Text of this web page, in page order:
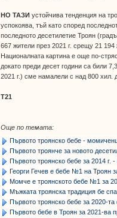
НО ТАЗИ устойчива тенденция на
успокоява, тъй като според
последното десетилетие Троян
667 жители през 2021 г. срещу 21 194
Националната картина е още по-
докато преди десет години са били
2021 г.) сме намалели с над 800 хил.
Т21
Още по темата:
Първото троянско бебе -
Първото троянче за новото
Първото троянско бебе за 2014 г.
Георги Гечев е бебе №1 на Троян
Момче е троянското бебе №1 за
Мъжката троянска традиция бе
Първото троянско бебе за 2020-
Първото бебе в Троян за 2021-ва